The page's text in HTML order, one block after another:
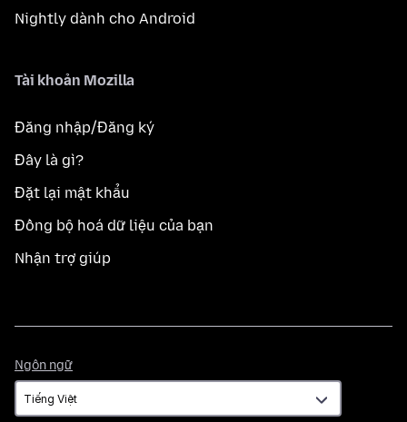
Nightly dành cho Android
Tài khoản Mozilla
Đăng nhập/Đăng ký
Đây là gì?
Đặt lại mật khẩu
Đồng bộ hoá dữ liệu của bạn
Nhận trợ giúp
Ngôn ngữ
ngữ